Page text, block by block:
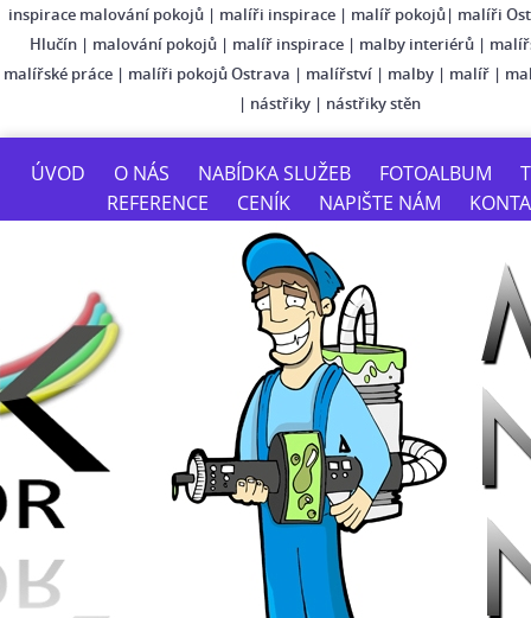
inspirace malování pokojů | malíři inspirace | malíř pokojů| malíři
Hlučín| malování pokojů| malíř inspirace| malby interiérů|
malířské práce | malíři pokojů Ostrava | malířství | malby | malíř |
| nástřiky | nástřiky stěn
ÚVOD O NÁS NABÍDKA SLUŽEB FOTOALBUM
REFERENCE
CENÍK NAPIŠTE NÁM